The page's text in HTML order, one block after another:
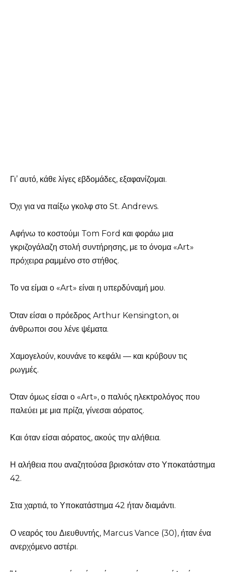
Γι’ αυτό, κάθε λίγες εβδομάδες, εξαφανίζομαι.
Όχι για να παίξω γκολφ στο St. Andrews.
Αφήνω το κοστούμι Tom Ford και φοράω μια
γκριζογάλαζη στολή συντήρησης, με το όνομα «Art»
πρόχειρα ραμμένο στο στήθος.
Το να είμαι ο «Art» είναι η υπερδύναμή μου.
Όταν είσαι ο πρόεδρος Arthur Kensington, οι
άνθρωποι σου λένε ψέματα.
Χαμογελούν, κουνάνε το κεφάλι — και κρύβουν τις
ρωγμές.
Όταν όμως είσαι ο «Art», ο παλιός ηλεκτρολόγος που
παλεύει με μια πρίζα, γίνεσαι αόρατος.
Και όταν είσαι αόρατος, ακούς την αλήθεια.
Η αλήθεια που αναζητούσα βρισκόταν στο Υποκατάστημα
42.
Στα χαρτιά, το Υποκατάστημα 42 ήταν διαμάντι.
Ο νεαρός του Διευθυντής, Marcus Vance (30), ήταν ένα
ανερχόμενο αστέρι.